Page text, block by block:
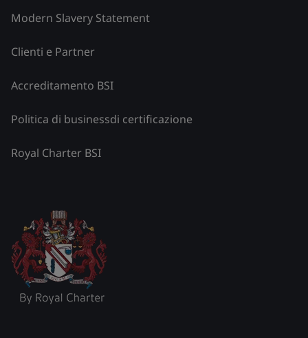
Modern Slavery Statement
Clienti e Partner
Accreditamento BSI
Politica di businessdi certificazione
Royal Charter BSI